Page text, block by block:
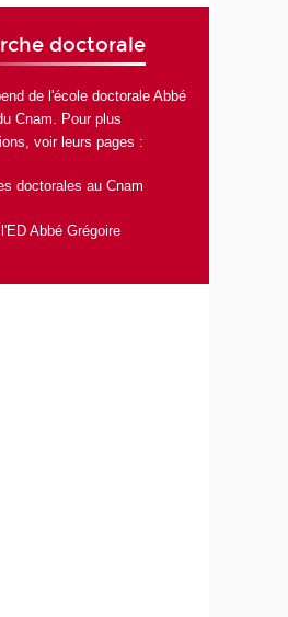
doctorale
de l'école doctorale Abbé
Cnam. Pour plus
voir leurs pages :
doctorales au Cnam
Abbé Grégoire